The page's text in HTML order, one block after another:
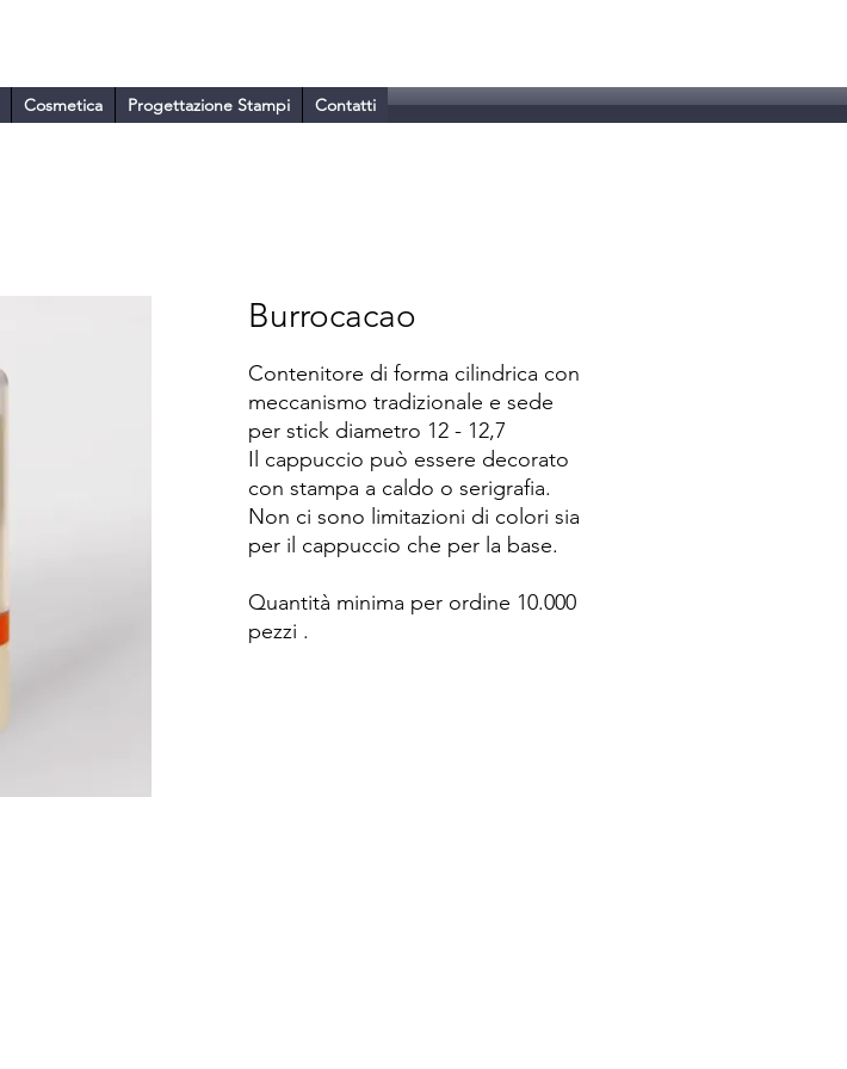
Cosmetica Progettazione Stampi Contatti
Burrocacao
Contenitore di forma cilindrica con
meccanismo tradizionale e sede
per stick diametro 12 - 12,7
Il cappuccio può essere decorato
con stampa a caldo o serigrafia.
Non ci sono limitazioni di colori sia
per il cappuccio che per la base.
Quantità minima per ordine 10.000
pezzi .